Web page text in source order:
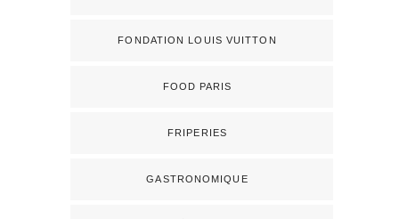
FONDATION LOUIS VUITTON
FOOD PARIS
FRIPERIES
GASTRONOMIQUE